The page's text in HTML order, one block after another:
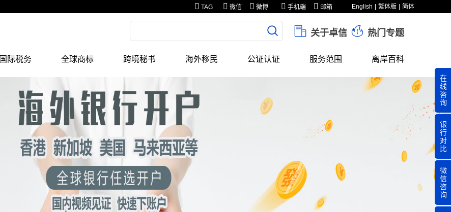
English 繁体版 简体
TAG 微信 微博 手机端 邮箱
关于卓信 热门专题
国际税务 全球商标 跨境秘书 海外移民 公证认证 服务范围 离岸百科
在
线
咨
询
银
行
对
比
微
信
咨
询